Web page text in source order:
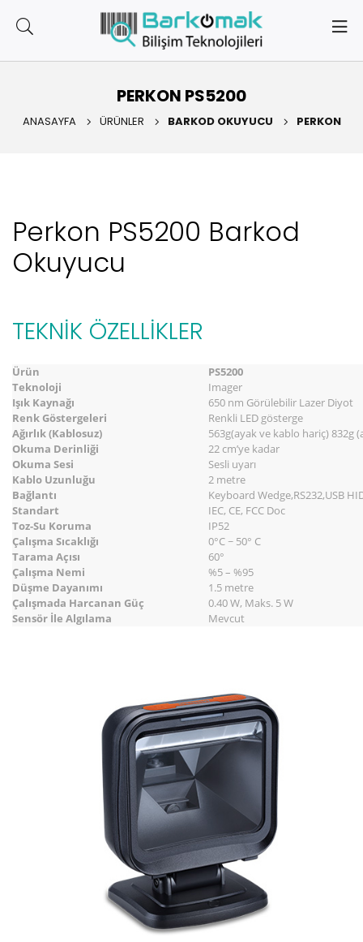
PERKON PS5200
ANASAYFA ÜRÜNLER BARKOD OKUYUCU PERKON
Perkon PS5200 Barkod
Okuyucu
TEKNİK ÖZELLİKLER
Ürün
PS5200
Teknoloji
Imager
Işık Kaynağı
650 nm Görülebilir Lazer Diyot
Renk Göstergeleri
Renkli LED gösterge
Ağırlık (Kablosuz)
563g(ayak ve kablo hariç) 832g
Okuma Derinliği
22 cm’ye kadar
Okuma Sesi
Sesli uyarı
Kablo Uzunluğu
2 metre
Bağlantı
Keyboard Wedge,RS232,USB
Standart
IEC, CE, FCC Doc
Toz-Su Koruma
IP52
Çalışma Sıcaklığı
0°C ~ 50° C
Tarama Açısı
60°
Çalışma Nemi
%5 – %95
Düşme Dayanımı
1.5 metre
Çalışmada Harcanan Güç
0.40 W, Maks. 5 W
Sensör İle Algılama
Mevcut